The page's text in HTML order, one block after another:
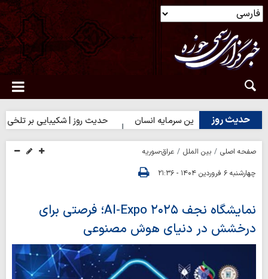
حدیث روز
حدیث روز | بهترین سرمایه انسان حدیث روز | شکیبایی بر تلخی حق
صفحه اصلی بین الملل
عراق-سوریه
چهارشنبه ۶ فروردین ۱۴۰۴ - ۲۱:۳۶
نمایشگاه نجف AI-Expo ۲۰۲۵؛ فرصتی برای
درخشش در دنیای هوش مصنوعی